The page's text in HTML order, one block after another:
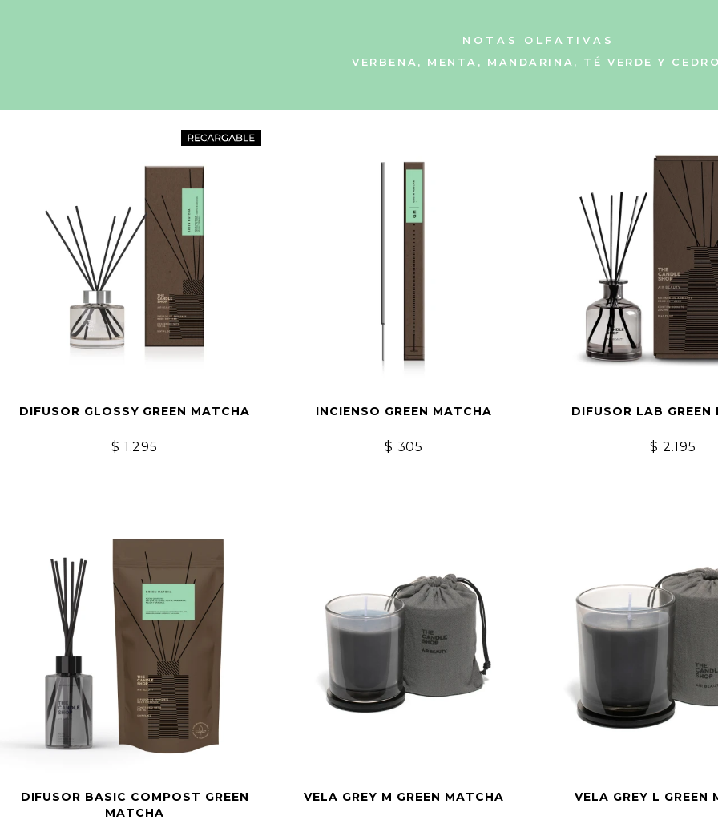
NOTAS OLFATIVAS
VERBENA, MENTA, MANDARINA, TÉ VERDE Y
DIFUSOR GLOSSY GREEN MATCHA
$ 1.295
INCIENSO GREEN MATCHA
$ 305
DIFUSOR LAB GREEN
$ 2.195
DIFUSOR BASIC COMPOST GREEN
MATCHA
VELA GREY M GREEN MATCHA VELA GREY L GREEN